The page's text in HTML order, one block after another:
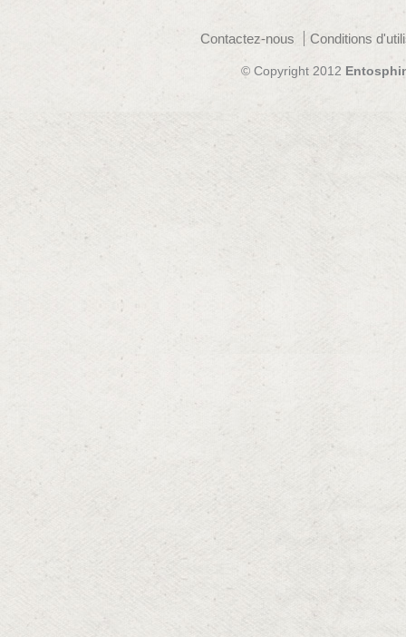
Contactez-nous Conditions
© Copyright 2012